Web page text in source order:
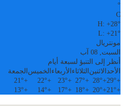
°
C
H:+28°
L:+21°
مونتريال
السبت, 08 آب
أنظر إلى التنبؤ لسبعة أيام
الأحدالاثنين الثلاثاء الأربعاء الخميس الجمعة
+
29°
+
28°
+
27°
+
23°
+
22°
+
21°
+
21°
+
20°
+
18°
+
17°
+
14°
+
13°